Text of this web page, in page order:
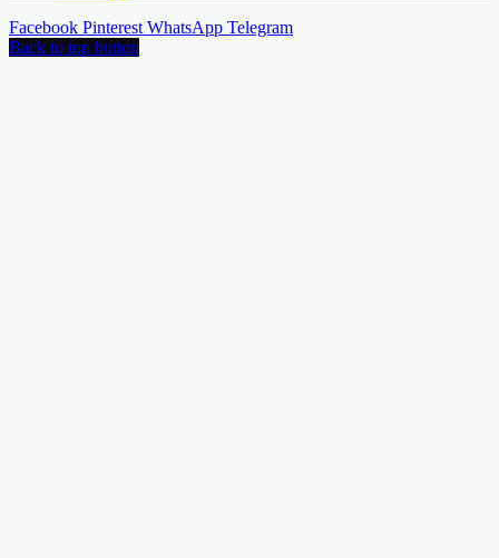
Facebook Pinterest WhatsApp Telegram
Back to top button